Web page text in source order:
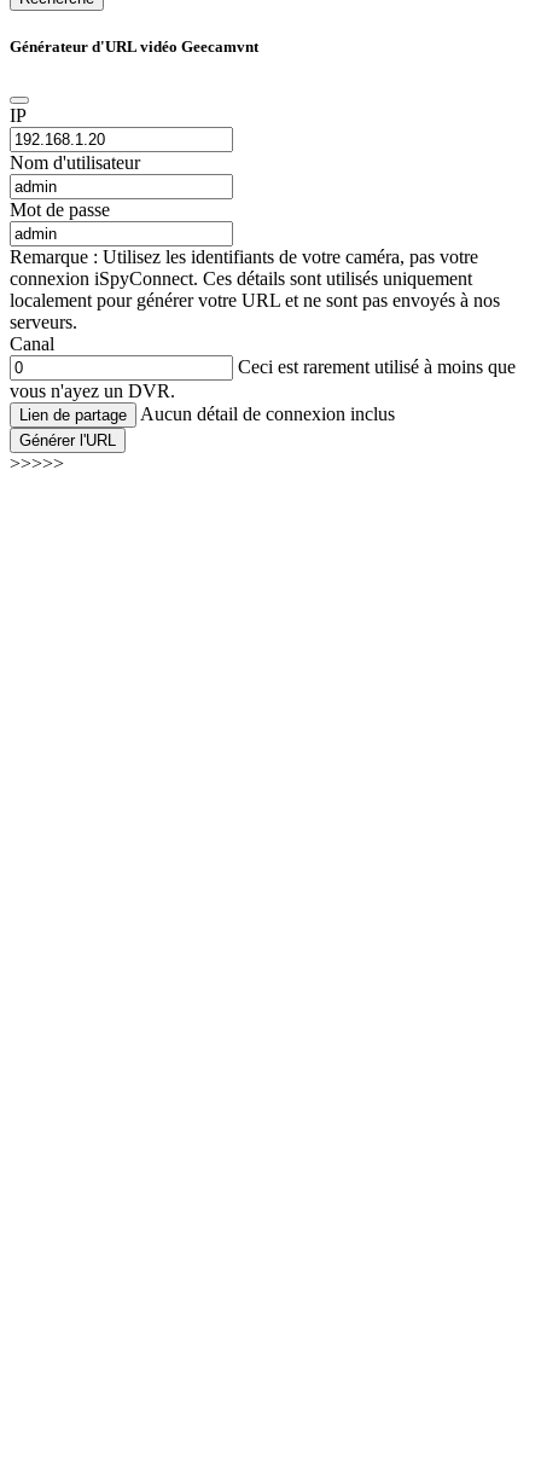
Générateur d'URL vidéo Geecamvnt
IP
Nom d'utilisateur
Mot de passe
Remarque : Utilisez les identifiants de votre caméra, pas votre
connexion iSpyConnect. Ces détails sont utilisés uniquement
localement pour générer votre URL et ne sont pas envoyés à nos
serveurs.
Canal
Ceci est rarement utilisé à moins que
vous n'ayez un DVR.
Lien de partage Aucun détail de connexion inclus
Générer l'URL
>>>>>